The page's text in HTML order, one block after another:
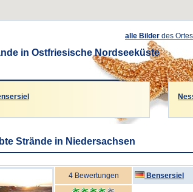
alle Bilder des Ortes
in Ostfriesische Nordseeküste
Strände in Niedersachsen
4 Bewertungen Bensersiel